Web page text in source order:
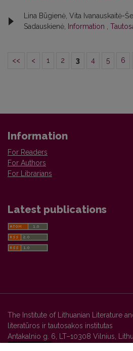
Lina Būgienė, Vita Ivanauskaitė-
Sadauskienė, Information ,
<< < 1 2 3 4 5 6
Information
For Readers
For Authors
For Librarians
Latest publications
The Institute of Lithuanian Literature
literatūros ir tautosakos institutas
Antakalnio g. 6, LT–10308 Vilnius,